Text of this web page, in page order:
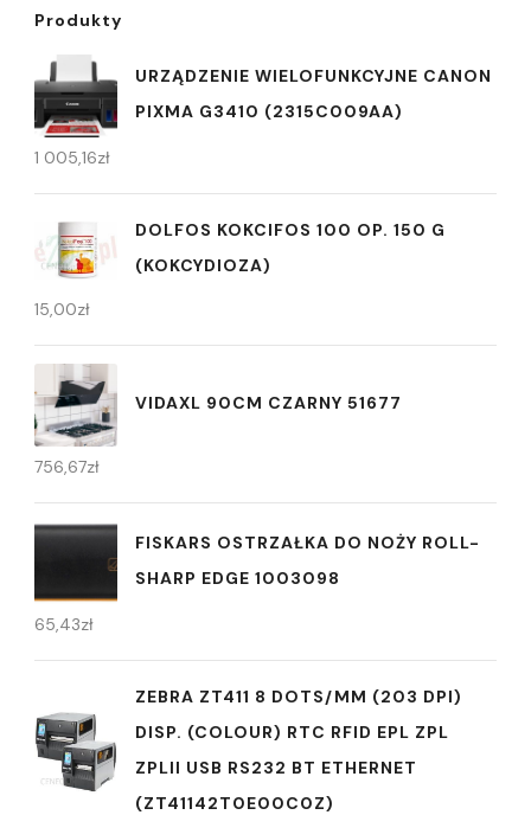
Produkty
URZĄDZENIE WIELOFUNKCYJNE CANON
PIXMA G3410 (2315C009AA)
1 005,16zł
DOLFOS KOKCIFOS 100 OP. 150 G
(KOKCYDIOZA)
15,00zł
VIDAXL 90CM CZARNY 51677
756,67zł
FISKARS OSTRZAŁKA DO NOŻY ROLL-
SHARP EDGE 1003098
65,43zł
ZEBRA ZT411 8 DOTS/MM (203 DPI)
DISP. (COLOUR) RTC RFID EPL ZPL
ZPLII USB RS232 BT ETHERNET
(ZT41142T0E00C0Z)